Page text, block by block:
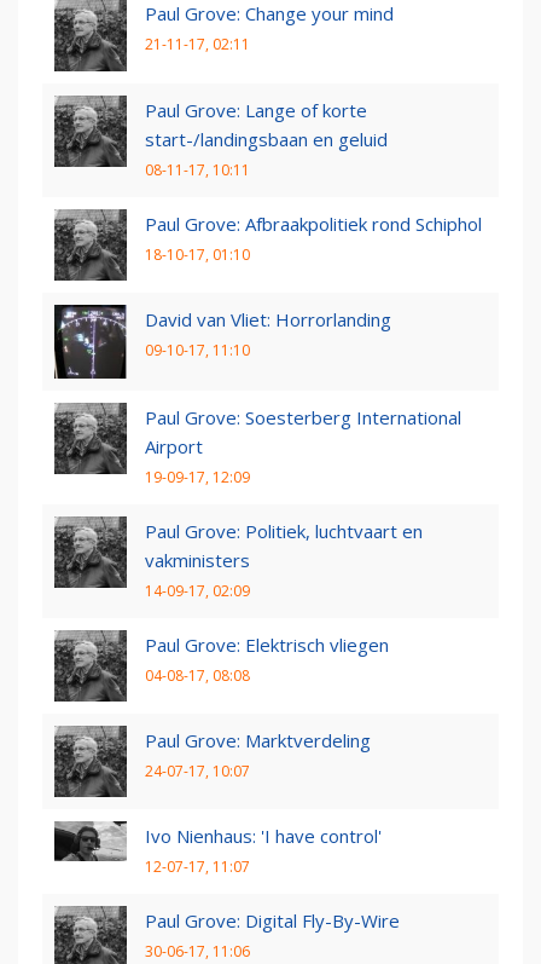
Paul Grove: Change your mind
21-11-17, 02:11
Paul Grove: Lange of korte
start-/landingsbaan en geluid
08-11-17, 10:11
Paul Grove: Afbraakpolitiek rond Schiphol
18-10-17, 01:10
David van Vliet: Horrorlanding
09-10-17, 11:10
Paul Grove: Soesterberg International
Airport
19-09-17, 12:09
Paul Grove: Politiek, luchtvaart en
vakministers
14-09-17, 02:09
Paul Grove: Elektrisch vliegen
04-08-17, 08:08
Paul Grove: Marktverdeling
24-07-17, 10:07
Ivo Nienhaus: 'I have control'
12-07-17, 11:07
Paul Grove: Digital Fly-By-Wire
30-06-17, 11:06